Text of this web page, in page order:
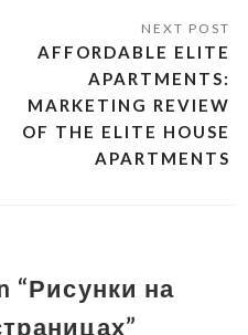
AFFORDABLE ELITE
APARTMENTS:
MARKETING REVIEW
OF THE ELITE HOUSE
APARTMENTS
“Рисунки на